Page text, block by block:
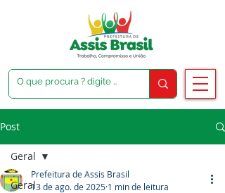
Post
Geral
Geral
Prefeitura de Assis Brasil
13 de ago. de 2025 1 min de leitura